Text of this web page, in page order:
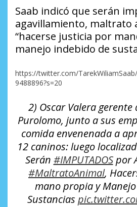
Saab indicó que serán
agavillamiento, maltrato
“hacerse justicia por
manejo indebido de
https://twitter.com/
9488896?s=20
2) Oscar Valera
Purolomo, junto a sus
comida envenenada a
12 caninos: luego
Serán #IMPUTADOSpor
#MaltratoAnimal,
mano propia y
Sustancias